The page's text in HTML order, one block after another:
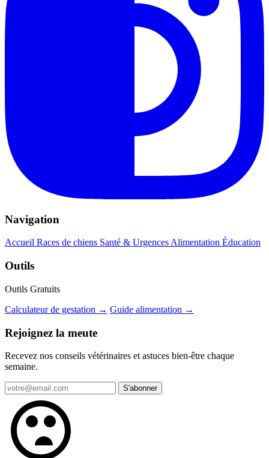
Navigation
Accueil Races de chiens Santé & Urgences Alimentation Éducation
Outils
Outils Gratuits
Calculateur de gestation → Guide alimentation →
Rejoignez la meute
Recevez nos conseils vétérinaires et astuces bien-être chaque
semaine.
S'abonner